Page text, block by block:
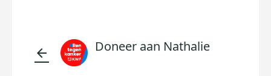
arrow_back Doneer aan Nathalie